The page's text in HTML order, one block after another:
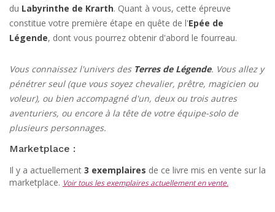
du Labyrinthe de Krarth. Quant à vous, cette épreuve
constitue votre première étape en quête de l'Epée de
Légende, dont vous pourrez obtenir d'abord le fourreau.
Vous connaissez l'univers des Terres de Légende. Vous allez y
pénétrer seul (que vous soyez chevalier, prêtre, magicien ou
voleur), ou bien accompagné d'un, deux ou trois autres
aventuriers, ou encore à la tête de votre équipe-solo de
plusieurs personnages.
Marketplace :
Il y a actuellement 3 exemplaires de ce livre mis en vente sur la
marketplace. Voir tous les exemplaires actuellement en vente.